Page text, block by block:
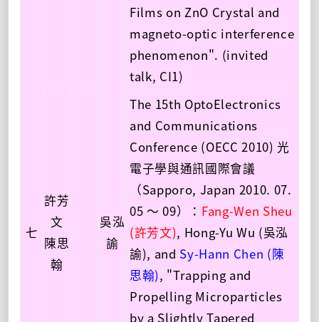
Films on ZnO Crystal and
magneto-optic interference
phenomenon". (invited
talk, CI1)
七
許芳
文
陳思
翰
吳泓
諭
The 15th OptoElectronics
and Communications
Conference (OECC 2010) 光
電子學與通訊國際會議
（Sapporo, Japan 2010. 07.
05 ～ 09）： Fang-Wen Sheu
(許芳文), Hong-Yu Wu (吳泓
諭), and Sy-Hann Chen (陳
思翰), "Trapping and
Propelling Microparticles
by a Slightly Tapered